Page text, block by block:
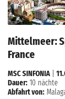
Mittelmeer:
France
MSC SINFONIA|
Dauer: 10 nächte
Abfahrt von: